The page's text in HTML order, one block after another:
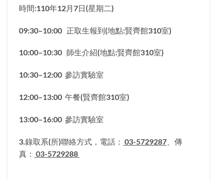
時間:110年12月7日(星期二)
09:30–10:00 正取生報到(地點:賢齊館310室)
10:00–10:30 師生介紹(地點:賢齊館310室)
10:30–12:00 參訪實驗室
12:00–13:00 午餐(賢齊館310室)
13:00–16:00 參訪實驗室
3.錄取系(所)聯絡方式，電話： 03-5729287 、傳
真： 03-5729288